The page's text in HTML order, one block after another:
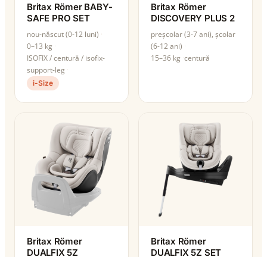
Britax Römer BABY-
SAFE PRO SET
nou-născut (0-12 luni)
0–13 kg
ISOFIX / centură / isofix-
support-leg
i-Size
Britax Römer
DISCOVERY PLUS 2
preșcolar (3-7 ani), școlar
(6-12 ani)
15–36 kg centură
Britax Römer
DUALFIX 5Z
Britax Römer
DUALFIX 5Z SET